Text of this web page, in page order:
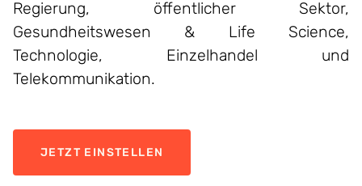
Regierung, öffentlicherSektor,
Gesundheitswesen & Life Science,
Technologie, Einzelhandel und
Telekommunikation.
JETZT EINSTELLEN